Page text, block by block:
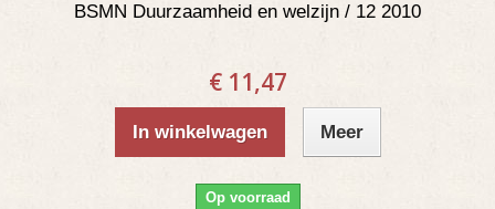
BSMN Duurzaamheid en welzijn / 12 2010
€ 11,47
In winkelwagen Meer
Op voorraad